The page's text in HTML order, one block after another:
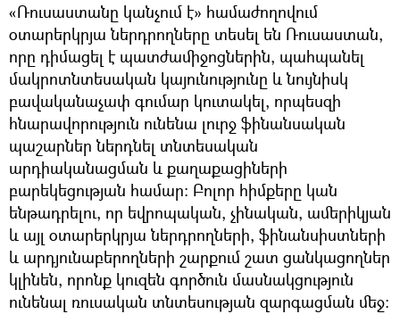
«Ռուսաստանը կանչում է» համաժողովում
օտարերկրյա ներդրողները տեսել են Ռուսաստան,
որը դիմացել է պատժամիջոցներին, պահպանել
մակրոտնտեսական կայունությունը և նույնիսկ
բավականաչափ գումար կուտակել, որպեսզի
հնարավորություն ունենա լուրջ ֆինանսական
պաշարներ ներդնել տնտեսական
արդիականացման և քաղաքացիների
բարեկեցության համար։ Բոլոր հիմքերը կան
ենթադրելու, որ եվրոպական, չինական, ամերիկյան
և այլ օտարերկրյա ներդրողների, ֆինանսիստների
և արդյունաբերողների շարքում շատ ցանկացողներ
կլինեն, որոնք կուզեն գործուն մասնակցություն
ունենալ ռուսական տնտեսության զարգացման մեջ։